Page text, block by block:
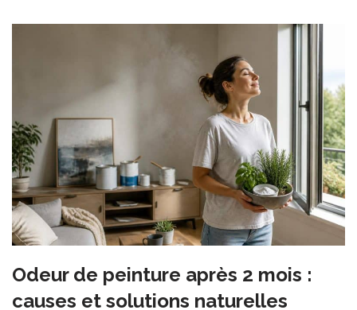
Odeur de peinture après 2 mois :
causes et solutions naturelles